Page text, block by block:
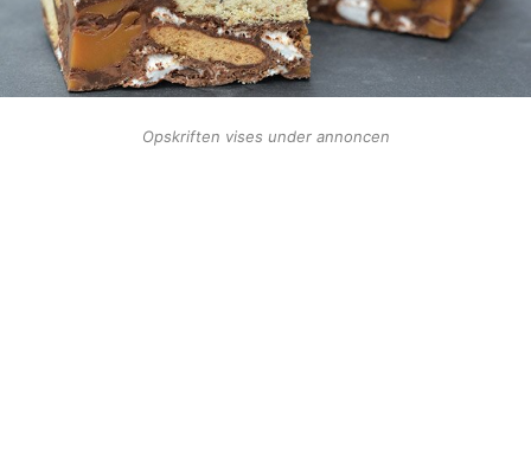
Opskriften vises under annoncen